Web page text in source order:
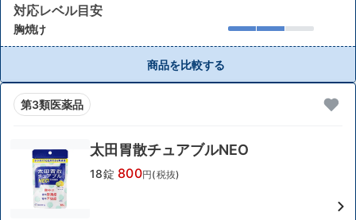
対応レベル目安
胸焼け
商品を比較する
第3類医薬品
太田胃散チュアブルNEO
18錠 800円(税抜)